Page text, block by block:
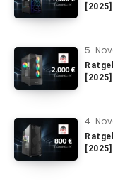
[2025]
5.
[2025]
4.
[2025]